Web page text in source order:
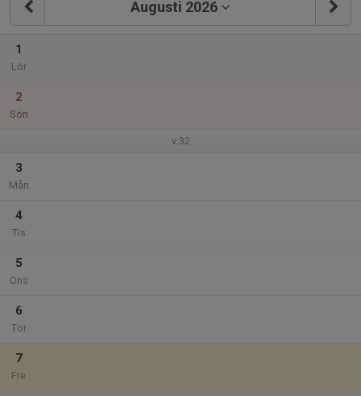
Augusti 2026
1
Lör
2
Sön
v.32
3
Mån
4
Tis
5
Ons
6
Tor
7
Fre